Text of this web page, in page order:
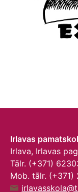
Irlavas
Irlava, Irlavas
Tālr. (+371)
Mob. tālr.